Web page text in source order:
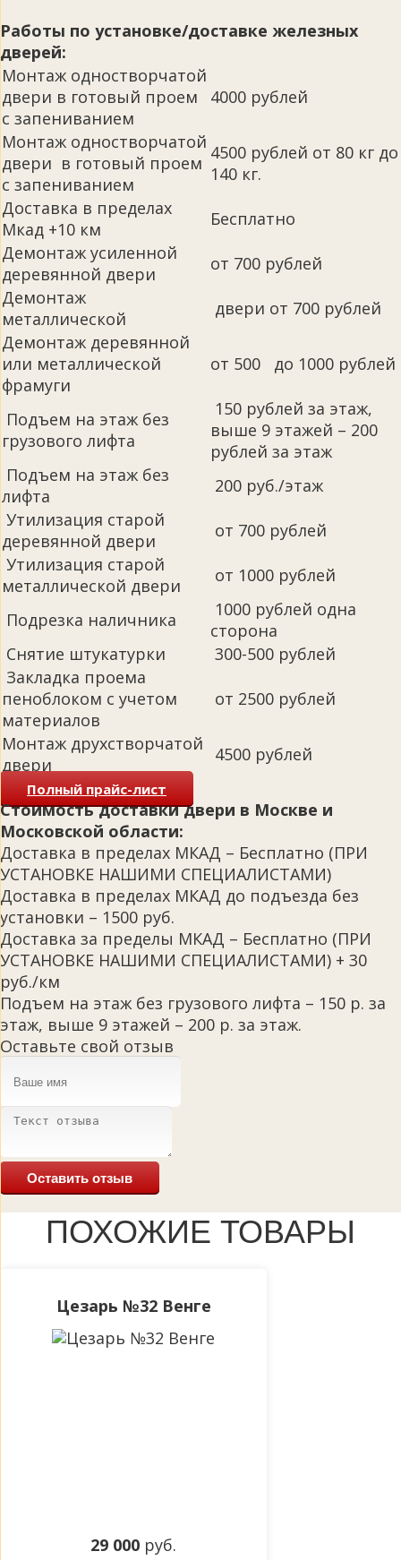
Работы по установке/доставке железных
дверей:
Монтаж одностворчатой
двери в готовый проем
с запениванием
4000 рублей
Монтаж одностворчатой
двери в готовый проем
с запениванием
4500 рублей от 80 кг до
140 кг.
Доставка в пределах
Мкад +10 км
Бесплатно
Демонтаж усиленной
деревянной двери
от 700 рублей
Демонтаж
металлической
двери от 700 рублей
Демонтаж деревянной
или металлической
фрамуги
от 500 до 1000 рублей
Подъем на этаж без
грузового лифта
150 рублей за этаж,
выше 9 этажей – 200
рублей за этаж
Подъем на этаж без
лифта
200 руб./этаж
Утилизация старой
деревянной двери
от 700 рублей
Утилизация старой
металлической двери
от 1000 рублей
Подрезка наличника
1000 рублей одна
сторона
Снятие штукатурки
300-500 рублей
Закладка проема
пеноблоком с учетом
материалов
от 2500 рублей
Монтаж друхстворчатой
двери
4500 рублей
Полный прайс-лист
Стоимость доставки двери в Москве и
Московской области:
Доставка в пределах МКАД – Бесплатно (ПРИ
УСТАНОВКЕ НАШИМИ СПЕЦИАЛИСТАМИ)
Доставка в пределах МКАД до подъезда без
установки – 1500 руб.
Доставка за пределы МКАД – Бесплатно (ПРИ
УСТАНОВКЕ НАШИМИ СПЕЦИАЛИСТАМИ) + 30
руб./км
Подъем на этаж без грузового лифта – 150 р. за
этаж, выше 9 этажей – 200 р. за этаж.
Оставьте свой отзыв
Оставить отзыв
ПОХОЖИЕ ТОВАРЫ
Цезарь №32 Венге
29 000 руб.